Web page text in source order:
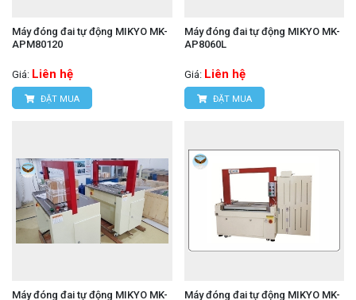
Máy đóng đai tự động MIKYO MK-
APM80120
Giá: Liên hệ
ĐẶT MUA
Máy đóng đai tự động MIKYO MK-
AP8060L
Giá: Liên hệ
ĐẶT MUA
Máy đóng đai tự động MIKYO MK-
Máy đóng đai tự động MIKYO MK-